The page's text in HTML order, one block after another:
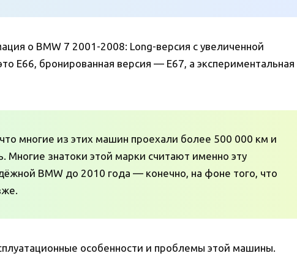
о BMW 7 2001-2008: Long-версия с увеличенной
E66, бронированная версия — E67, а экспериментальная
многие из этих машин проехали более 500 000 км и
Многие знатоки этой марки считают именно эту
BMW до 2010 года — конечно, на фоне того, что
особенности и проблемы этой машины.